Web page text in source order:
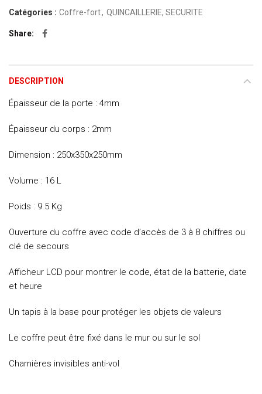
Catégories : Coffre-fort, QUINCAILLERIE, SECURITE
Share
DESCRIPTION
Épaisseur de la porte : 4mm
Épaisseur du corps : 2mm
Dimension : 250x350x250mm
Volume : 16 L
Poids : 9.5 Kg
Ouverture du coffre avec code d’accès de 3 à 8 chiffres ou
clé de secours
Afficheur LCD pour montrer le code, état de la batterie, date
et heure
Un tapis à la base pour protéger les objets de valeurs
Le coffre peut être fixé dans le mur ou sur le sol
Charnières invisibles anti-vol